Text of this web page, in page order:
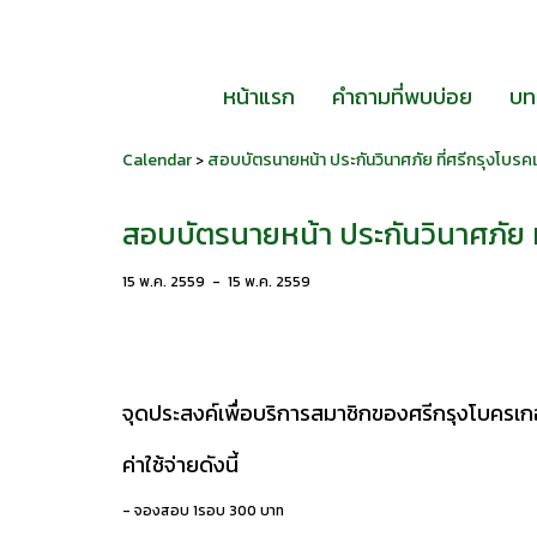
หน้าแรก คำถามที่พบบ่อย บ
Calendar > สอบบัตรนายหน้า ประกันวินาศภัย ที่ศรีกรุงโบรค
สอบบัตรนายหน้า ประกันวินาศภัย
15 พ.ค. 2559 - 15 พ.ค. 2559
จุดประสงค์เพื่อบริการสมาชิกของศรีกรุงโบครเก
ค่าใช้จ่ายดังนี้
- จองสอบ 1รอบ 300 บาท